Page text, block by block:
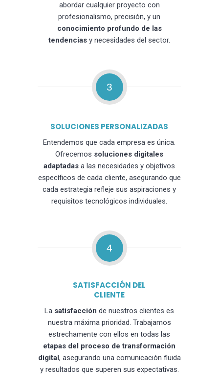
abordar cualquier proyecto con
profesionalismo, precisión, y un
conocimiento profundo de las
tendencias y necesidades del sector.
3
SOLUCIONES PERSONALIZADAS
Entendemos que cada empresa es única.
Ofrecemos soluciones digitales
adaptadas a las necesidades y objetivos
específicos de cada cliente, asegurando que
cada estrategia refleje sus aspiraciones y
requisitos tecnológicos individuales.
4
SATISFACCIÓN DEL
CLIENTE
La satisfacción de nuestros clientes es
nuestra máxima prioridad. Trabajamos
estrechamente con ellos en todas las
etapas del proceso de transformación
digital, asegurando una comunicación fluida
y resultados que superen sus expectativas.